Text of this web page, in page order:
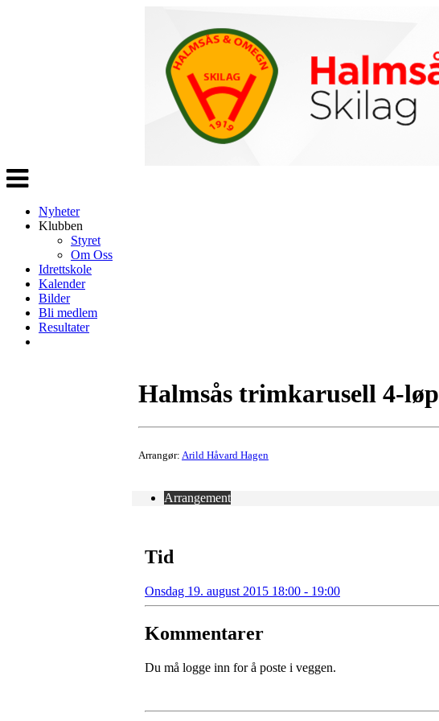
Veksle
navigasjon
Nyheter
Klubben
Styret
Om Oss
Idrettskole
Kalender
Bilder
Bli medlem
Resultater
Halmsås trimkarusell 4-løp
Arrangør: Arild Håvard Hagen
Arrangement
Tid
Onsdag 19. august 2015 18:00 - 19:00
Kommentarer
Du må logge inn for å poste i veggen.